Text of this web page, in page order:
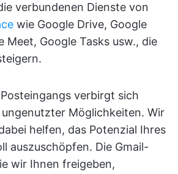
verbundenen Dienste von
wie Google Drive, Google
Meet, Google Tasks usw., die
verbirgt sich
Möglichkeiten. Wir
helfen, das Potenzial Ihres
auszuschöpfen. Die Gmail-
wir Ihnen freigeben,